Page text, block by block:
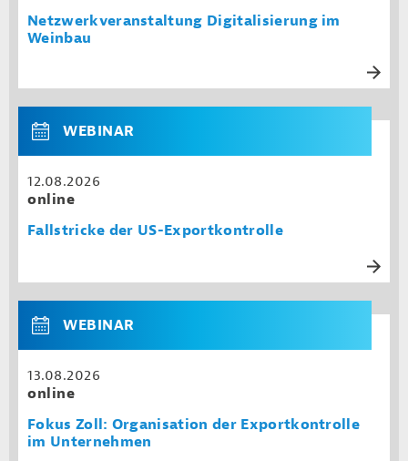
Netzwerkveranstaltung Digitalisierung im
Weinbau
WEBINAR
12.08.2026
online
Fallstricke der US-Exportkontrolle
WEBINAR
13.08.2026
online
Fokus Zoll: Organisation der Exportkontrolle
im Unternehmen